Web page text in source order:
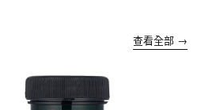
查看全部 →